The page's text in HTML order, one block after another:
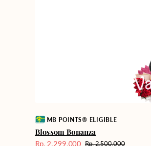
Vendor:MB POINTS® ELIGIBLE
Blossom Bonanza
Rp. 2.299.000 Rp. 2.500.000